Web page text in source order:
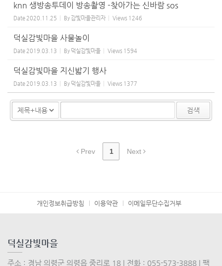
knn 생방송투데이 방송촬영 -찾아가는 신바람 sos
Date 2020.11.25 By 감빛마을관리자 Views 1246
덕실감빛마을 사물놀이
Date 2019.03.13 By 덕실감빛마을 Views 1594
덕실감빛마을 지신밟기 행사
Date 2019.03.13 By 덕실감빛마을 Views 1377
검색
Prev 1 Next
개인정보취급방침 이용약관 이메일무단수집거부
덕실감빛마을
주소 : 경남 의령군 의령읍 중리로 18 | 전화 : 055-573-3888 | 팩